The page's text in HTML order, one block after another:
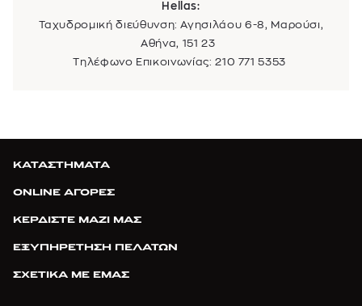
Hellas:
Ταχυδρομική διεύθυνση: Αγησιλάου 6-8, Μαρούσι,
Αθήνα, 151 23
Τηλέφωνο Επικοινωνίας: 210 771 5353
ΚΑΤΑΣΤΗΜΑΤΑ
ONLINE ΑΓΟΡΕΣ
ΚΕΡΔΙΣΤΕ ΜΑΖΙ ΜΑΣ
ΕΞΥΠΗΡΕΤΗΣΗ ΠΕΛΑΤΩΝ
ΣΧΕΤΙΚΑ ΜΕ ΕΜΑΣ